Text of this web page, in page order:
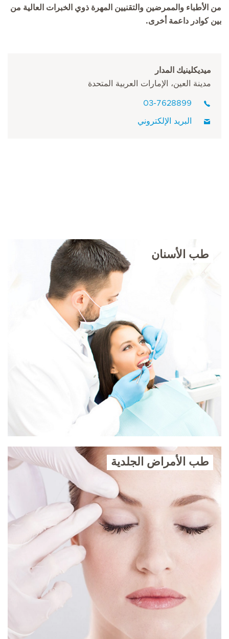
من الأطباء والممرضين والتقنيين المهرة ذوي الخبرات العالية من
بين كوادر داعمة أخرى.
ميديكلينيك المدار
مدينة العين، الإمارات العربية المتحدة
03-7628899
البريد الإلكتروني
طب الأسنان
طب الأمراض الجلدية